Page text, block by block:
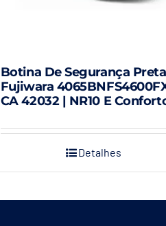
Botina De Segurança Preta
Fujiwara
CA 42032 | NR10 E
Detalhes